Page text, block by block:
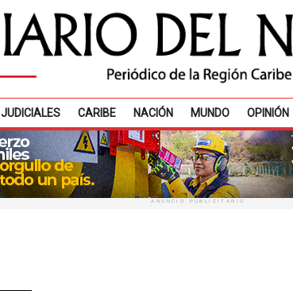
JUDICIALES CARIBE NACIÓN MUNDO OPINIÓN
ANUNCIO PUBLICITARIO